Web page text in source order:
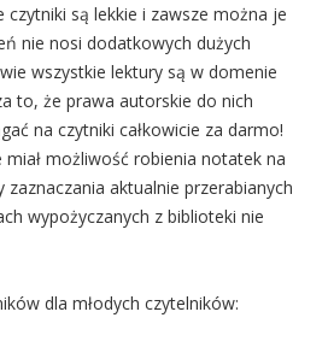
czytniki są lekkie i zawsze można je
nie nosi dodatkowych dużych
wszystkie lektury są w domenie
to, że prawa autorskie do nich
na czytniki całkowicie za darmo!
możliwość robienia notatek na
aktualnie przerabianych
wypożyczanych z biblioteki nie
dla młodych czytelników: